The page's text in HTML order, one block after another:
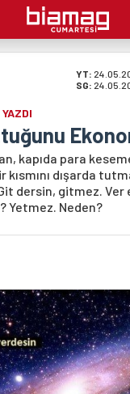
YT:
SG:
kapıda para
kısmını dışarda
dersin, gitmez. Ver
Yetmez. Neden?